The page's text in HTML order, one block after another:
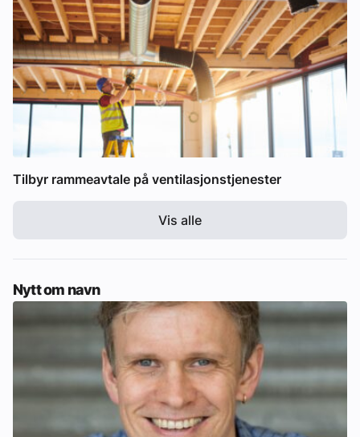
Tilbyr rammeavtale på ventilasjonstjenester
Vis alle
Nytt om navn